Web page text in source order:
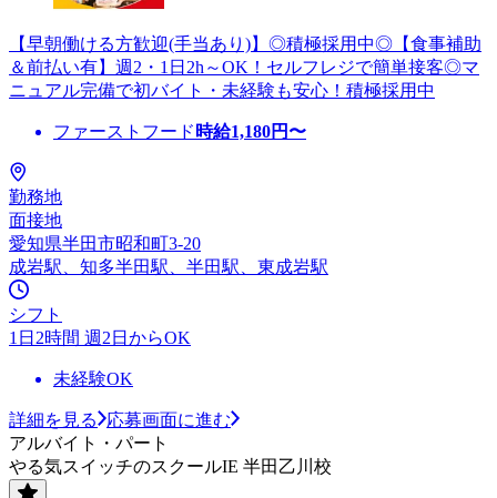
【早朝働ける方歓迎(手当あり)】◎積極採用中◎【食事補助
＆前払い有】週2・1日2h～OK！セルフレジで簡単接客◎マ
ニュアル完備で初バイト・未経験も安心！積極採用中
ファーストフード 時給1,180円〜
勤務地
面接地
愛知県半田市昭和町3-20
成岩駅、知多半田駅、半田駅、東成岩駅
シフト
1日2時間 週2日からOK
未経験OK
詳細を見る
応募画面に進む
アルバイト・パート
やる気スイッチのスクールIE 半田乙川校